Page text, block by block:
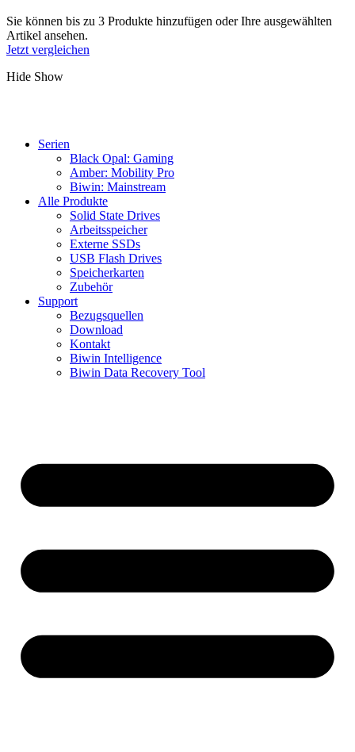
Sie können bis zu 3 Produkte hinzufügen oder Ihre ausgewählten
Artikel ansehen.
Jetzt vergleichen
Hide Show
Serien
Black Opal: Gaming
Amber: Mobility Pro
Biwin: Mainstream
Alle Produkte
Solid State Drives
Arbeitsspeicher
Externe SSDs
USB Flash Drives
Speicherkarten
Zubehör
Support
Bezugsquellen
Download
Kontakt
Biwin Intelligence
Biwin Data Recovery Tool